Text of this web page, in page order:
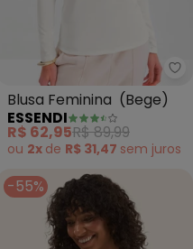
Cativa - Blusa em Tule
Blusa Feminina (Bege)
ESSENDI
R$ 62,95R$ 89,99
ou 2x de R$ 31,47 sem juros
-55%